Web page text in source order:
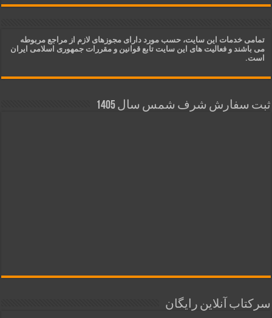
تمامی خدمات این سایت، حسب مورد دارای مجوزهای لازم از مراجع مربوطه
می باشند و فعالیت های این سایت تابع قوانین و مقررات جمهوری اسلامی ایران
است.
ثبت سفارش شرف شمس سال 1405
سرکتاب آنلاین رایگان